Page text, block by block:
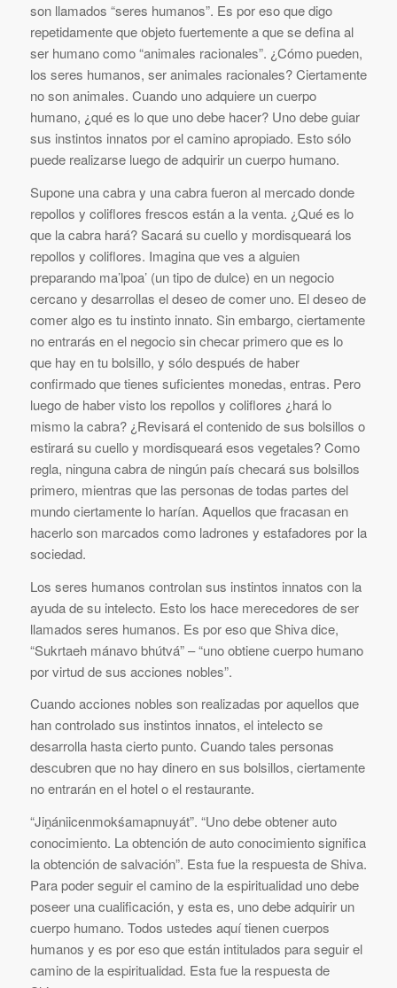
son llamados “seres humanos”. Es por eso que digo
repetidamente que objeto fuertemente a que se defina al
ser humano como “animales racionales”. ¿Cómo pueden,
los seres humanos, ser animales racionales? Ciertamente
no son animales. Cuando uno adquiere un cuerpo
humano, ¿qué es lo que uno debe hacer? Uno debe guiar
sus instintos innatos por el camino apropiado. Esto sólo
puede realizarse luego de adquirir un cuerpo humano.
Supone una cabra y una cabra fueron al mercado donde
repollos y coliflores frescos están a la venta. ¿Qué es lo
que la cabra hará? Sacará su cuello y mordisqueará los
repollos y coliflores. Imagina que ves a alguien
preparando ma’lpoa’ (un tipo de dulce) en un negocio
cercano y desarrollas el deseo de comer uno. El deseo de
comer algo es tu instinto innato. Sin embargo, ciertamente
no entrarás en el negocio sin checar primero que es lo
que hay en tu bolsillo, y sólo después de haber
confirmado que tienes suficientes monedas, entras. Pero
luego de haber visto los repollos y coliflores ¿hará lo
mismo la cabra? ¿Revisará el contenido de sus bolsillos o
estirará su cuello y mordisqueará esos vegetales? Como
regla, ninguna cabra de ningún país checará sus bolsillos
primero, mientras que las personas de todas partes del
mundo ciertamente lo harían. Aquellos que fracasan en
hacerlo son marcados como ladrones y estafadores por la
sociedad.
Los seres humanos controlan sus instintos innatos con la
ayuda de su intelecto. Esto los hace merecedores de ser
llamados seres humanos. Es por eso que Shiva dice,
“Sukrtaeh mánavo bhútvá” – “uno obtiene cuerpo humano
por virtud de sus acciones nobles”.
Cuando acciones nobles son realizadas por aquellos que
han controlado sus instintos innatos, el intelecto se
desarrolla hasta cierto punto. Cuando tales personas
descubren que no hay dinero en sus bolsillos, ciertamente
no entrarán en el hotel o el restaurante.
“Jiṋániicenmokśamapnuyát”. “Uno debe obtener auto
conocimiento. La obtención de auto conocimiento significa
la obtención de salvación”. Esta fue la respuesta de Shiva.
Para poder seguir el camino de la espiritualidad uno debe
poseer una cualificación, y esta es, uno debe adquirir un
cuerpo humano. Todos ustedes aquí tienen cuerpos
humanos y es por eso que están intitulados para seguir el
camino de la espiritualidad. Esta fue la respuesta de